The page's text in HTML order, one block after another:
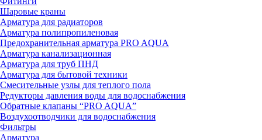
Шаровые краны
Арматура для радиаторов
Арматура полипропиленовая
Предохранительная арматура PRO AQUA
Арматура канализационная
Арматура для труб ПНД
Арматура для бытовой техники
Смесительные узлы для теплого пола
Редукторы давления воды для водоснабжения
Обратные клапаны “PRO AQUA”
Воздухоотводчики для водоснабжения
Фильтры
Арматура